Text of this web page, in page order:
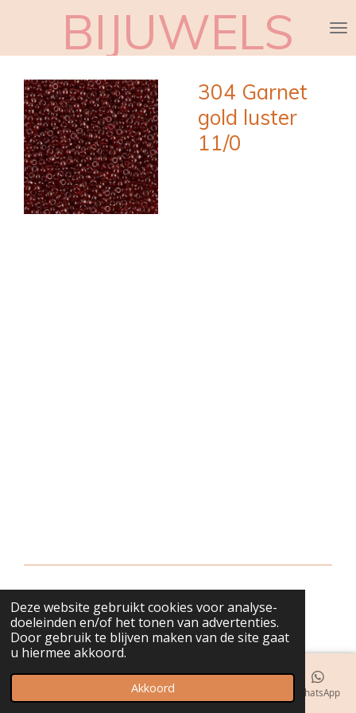
Deze website gebruikt cookies voor analyse-
doeleinden en/of het tonen van advertenties.
Door gebruik te blijven maken van de site gaat
u hiermee akkoord.
Akkoord
naar
hoofdinhoud
BIJUWELS
304 Garnet
gold luster
11/0
© 2018 - 2026 bijuwels
Telefoonnummer WhatsApp